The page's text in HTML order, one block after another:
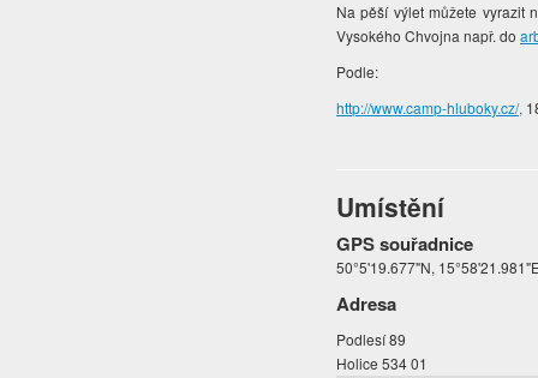
Na pěší výlet můžete vyrazit
Vysokého Chvojna např. do
Podle:
http://www.camp-hluboky.cz/,
Umístění
GPS souřadnice
50°5'19.677"N,
Adresa
Podlesí 89
Holice 534 01